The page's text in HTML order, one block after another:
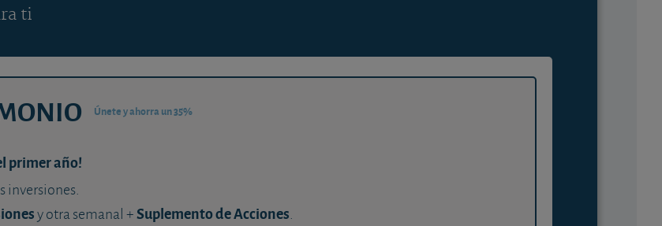
ti
Únete y ahorra un 35%
primer año!
inversiones.
y otra semanal +Suplemento de Acciones.